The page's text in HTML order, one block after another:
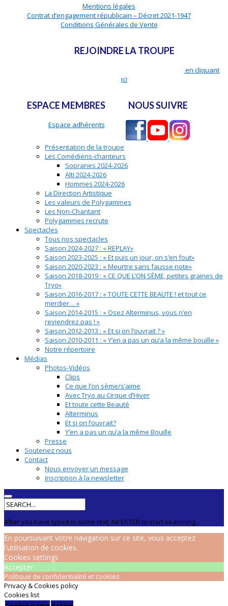
Mentions légales
Contrat d’engagement républicain – Décret 2021-1947
Conditions Générales de Vente
REJOINDRE LA TROUPE
en cliquant
ici
ESPACE MEMBRES
Espace adhérents
NOUS SUIVRE
Présentation de la troupe
Les Comédiens-chanteurs
Sopranes 2024-2026
Alti 2024-2026
Hommes 2024-2026
La Direction Artistique
Les valeurs de Polygammes
Les Non-Chantant
Polygammes recrute
Spectacles
Tous nos spectacles
Saison 2024-2027 : « REPLAY»
Saison 2023-2025 : « Et puis un jour, on s’en fout»
Saison 2020-2023 : « Meurtre sans fausse note»
Saison 2018-2019 : « CE QUE L’ON SÈME, petites graines de
Tryo»
Saison 2016-2017 : « TOUTE CETTE BEAUTE ! et tout ce
merdier… »
Saison 2014-2015 : « Osez Alterminus, vous n’en
reviendrez pas ! »
Saison 2012-2013 : « Et si on l’ouvrait ? »
Saison 2010-2011 : « Y’en a pas un qu’a la même bouille »
Notre répertoire
Médias
Photos-Vidéos
Clips
Ce que l’on sème/s’aime
Avec Tryo au Cirque d’Hiver
Et toute cette Beauté
Alterminus
Et si on l’ouvrait?
Y’en a pas un qu’a la même Bouille
Presse
Soutenez nous
Contact
Nous envoyer un message
Inscription à la newsletter
After you have typed in some text, hit ENTER to start searching...
En poursuivant votre navigation sur ce site, vous acceptez
l'utilisation de cookies.
Cookies settings
Accepter
Politique de confidentialité et cookies
Privacy & Cookies policy
Cookies list